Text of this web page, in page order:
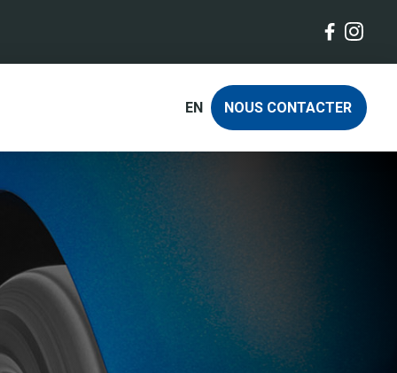
EN NOUS CONTACTER